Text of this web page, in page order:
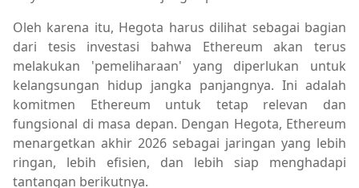
Oleh karena itu, Hegota harus dilihat sebagai bagian
dari tesis investasi bahwa Ethereum akan terus
melakukan 'pemeliharaan' yang diperlukan untuk
kelangsungan hidup jangka panjangnya. Ini adalah
komitmen Ethereum untuk tetap relevan dan
fungsional di masa depan. Dengan Hegota, Ethereum
menargetkan akhir 2026 sebagai jaringan yang lebih
ringan, lebih efisien, dan lebih siap menghadapi
tantangan berikutnya.